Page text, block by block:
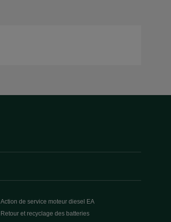
Action de service moteur diesel EA
Retour et recyclage des batteries